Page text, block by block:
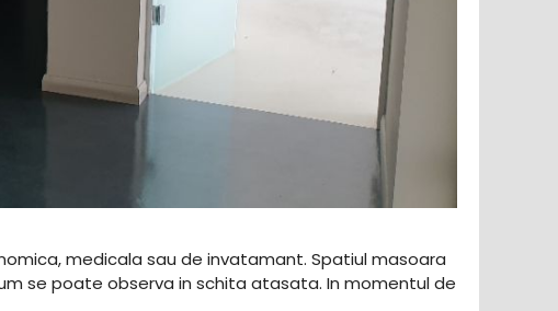
medicala sau de invatamant. Spatiul masoara
se poate observa in schita atasata. In momentul de